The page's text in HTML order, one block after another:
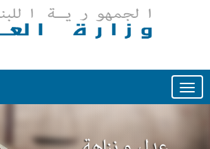
Toggle